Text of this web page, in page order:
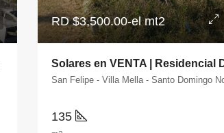
RD$3,500.00-el mt2
San Felipe - Villa Mella - Santo Domingo
135